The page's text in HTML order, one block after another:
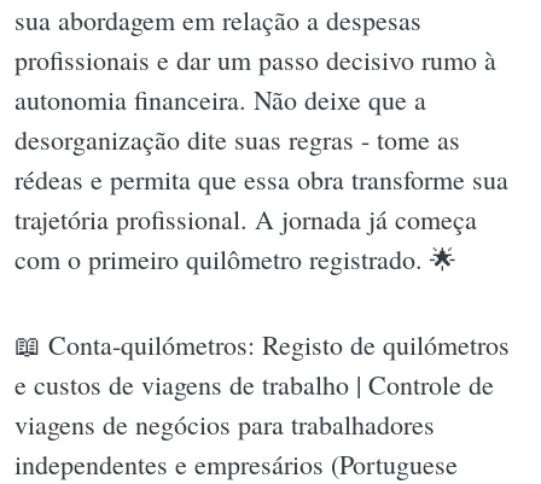
sua abordagem em relação a despesas
profissionais e dar um passo decisivo rumo à
autonomia financeira. Não deixe que a
desorganização dite suas regras - tome as
rédeas e permita que essa obra transforme sua
trajetória profissional. A jornada já começa
com o primeiro quilômetro registrado. 🌟
📖 Conta-quilómetros: Registo de quilómetros
e custos de viagens de trabalho | Controle de
viagens de negócios para trabalhadores
independentes e empresários (Portuguese